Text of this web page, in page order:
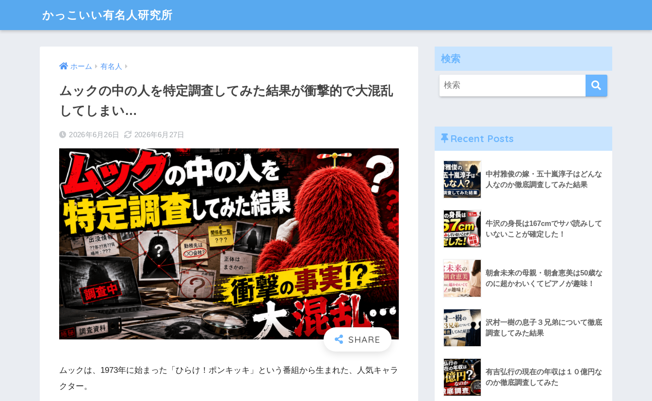
かっこいい有名人研究所
ホーム 有名人
ムックの中の人を特定調査してみた結果が衝撃的で大混乱
してしまい…
2026年6月26日 2026年6月27日
ムックは、1973年に始まった「ひらけ！ポンキッキ」という番組から生まれた、人気キャラ
クター。
検索
Recent Posts
中村雅俊の嫁・五十嵐淳子はどんな
人なのか徹底調査してみた結果
牛沢の身長は167cmでサバ読みして
いないことが確定した！
朝倉未来の母親・朝倉恵美は50歳な
のに超かわいくてピアノが趣味！
沢村一樹の息子３兄弟について徹底
調査してみた結果
有吉弘行の現在の年収は１０億円な
のか徹底調査してみた